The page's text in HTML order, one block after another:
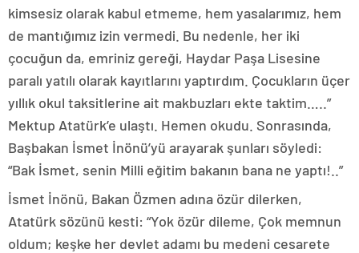
kimsesiz olarak kabul etmeme, hem yasalarımız, hem
de mantığımız izin vermedi. Bu nedenle, her iki
çocuğun da, emriniz gereği, Haydar Paşa Lisesine
paralı yatılı olarak kayıtlarını yaptırdım. Çocukların üçer
yıllık okul taksitlerine ait makbuzları ekte taktim…..”
Mektup Atatürk’e ulaştı. Hemen okudu. Sonrasında,
Başbakan İsmet İnönü’yü arayarak şunları söyledi:
“Bak İsmet, senin Milli eğitim bakanın bana ne yaptı!..”
İsmet İnönü, Bakan Özmen adına özür dilerken,
Atatürk sözünü kesti: “Yok özür dileme, Çok memnun
oldum; keşke her devlet adamı bu medeni cesarete